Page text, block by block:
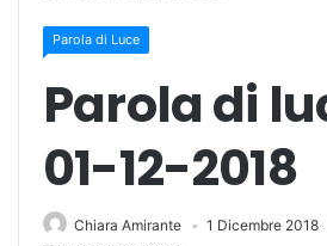
Parola di Luce
Parola di
01-12-2018
Chiara Amirante 1 Dicembre 2018